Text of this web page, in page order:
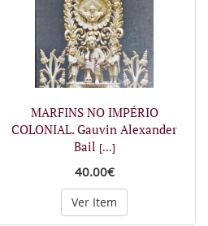
MARFINS NO IMPÉRIO
COLONIAL. Gauvin Alexander
Bail [...]
40.00€
Ver Item